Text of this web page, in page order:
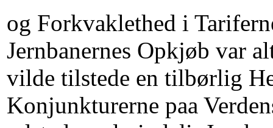
og Forkvaklethed i
Jernbanernes Opkjøb var
vilde tilstede en tilbørlig
Konjunkturerne paa